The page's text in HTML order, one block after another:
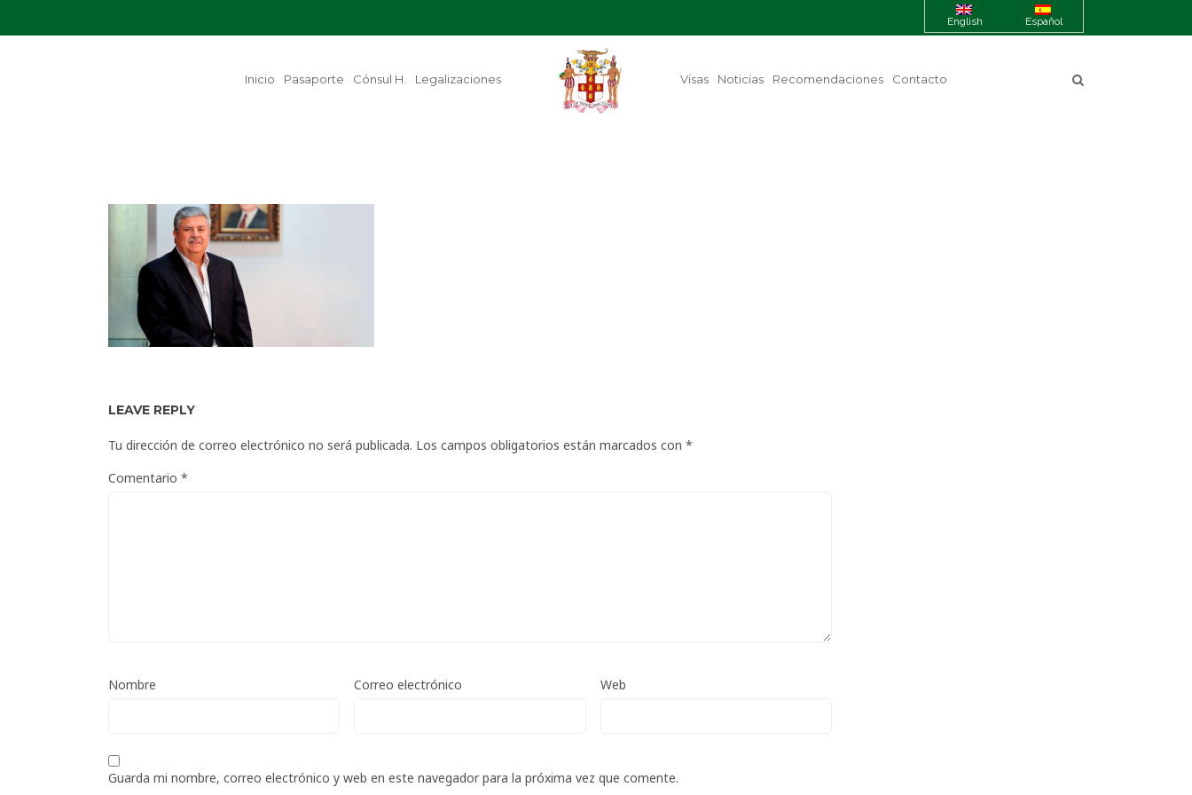
English Español
Inicio Pasaporte Cónsul H. Legalizaciones Visas Noticias Recomendaciones Contacto
LEAVE REPLY
Tu dirección de correo electrónico no será publicada. Los campos obligatorios están marcados con *
Comentario *
Nombre Correo electrónico Web
Guarda mi nombre, correo electrónico y web en este navegador para la próxima vez que comente.